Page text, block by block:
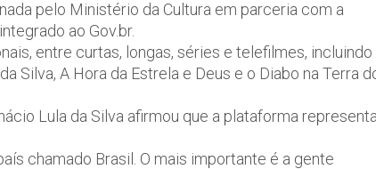
pelo Ministério da Cultura em parceria com a
ao Gov.br.
entre curtas, longas, séries e telefilmes, incluindo
Silva, A Hora da Estrela e Deus e o Diabo na Terra
Lula da Silva afirmou que a plataforma representa
chamado Brasil. O mais importante é a gente